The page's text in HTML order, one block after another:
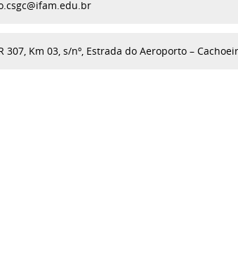
307, Km 03, s/nº, Estrada do Aeroporto –